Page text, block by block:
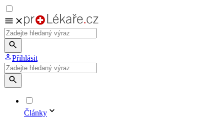
Přihlásit
Články